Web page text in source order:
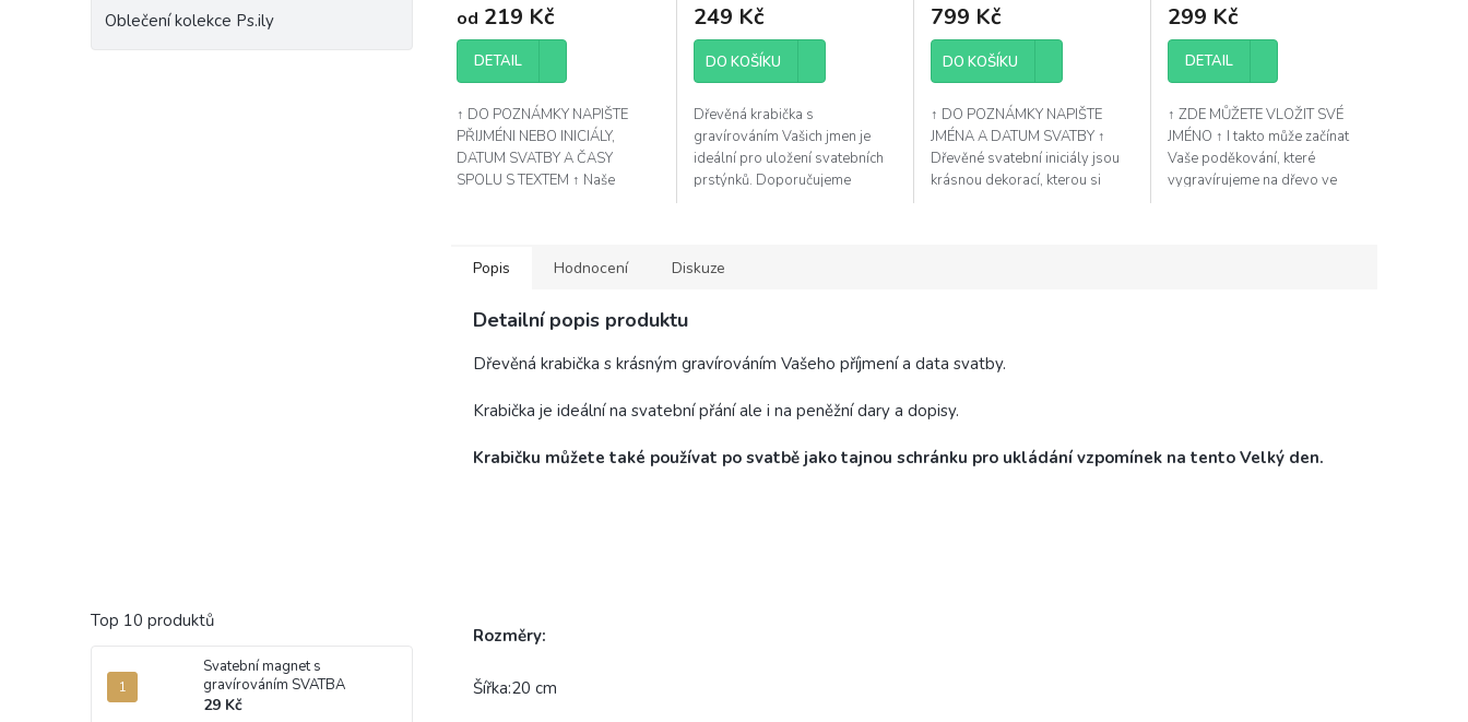
Oblečení kolekce Ps.ily
Top 10 produktů
Svatební magnet s
gravírováním SVATBA
29 Kč
od 219 Kč
DETAIL
↑ DO POZNÁMKY NAPIŠTE
PŘIJMÉNI NEBO INICIÁLY,
DATUM SVATBY A ČASY
SPOLU S TEXTEM ↑ Naše
harmonogramem...
produktu
je
5,0
z
hvězdiček.
249 Kč
DO KOŠÍKU
Dřevěná krabička s
gravírováním Vašich jmen je
ideální pro uložení svatebních
prstýnků. Doporučujeme
799 Kč
DO KOŠÍKU
↑ DO POZNÁMKY NAPIŠTE
JMÉNA A DATUM SVATBY ↑
Dřevěné svatební iniciály jsou
krásnou dekorací, kterou si
299 Kč
DETAIL
↑ ZDE MŮŽETE VLOŽIT SVÉ
JMÉNO ↑ I takto může začínat
Vaše poděkování, které
vygravírujeme na dřevo ve
Popis Hodnocení Diskuze
Detailní popis produktu
Dřevěná krabička s krásným gravírováním Vašeho příjmení a data svatby.
Krabička je ideální na svatební přání ale i na peněžní dary a dopisy.
Krabičku můžete také používat po svatbě jako tajnou schránku pro ukládání vzpomínek na tento Velký den.
Rozměry:
Šířka:20 cm